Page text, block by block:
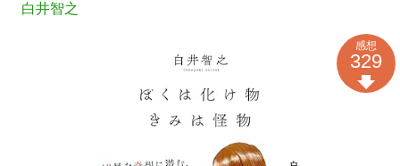
白井智之
感想
329